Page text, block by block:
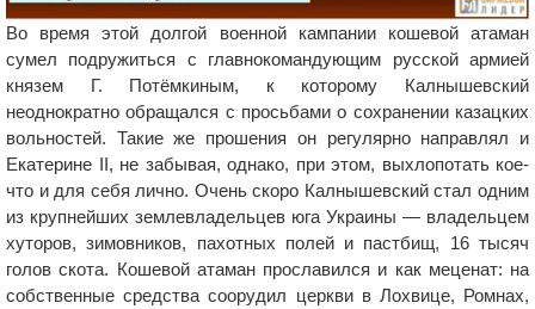
Во время этой долгой военной кампании кошевой атаман
сумел подружиться с главнокомандующим русской армией
князем Г. Потёмкиным, к которому Калнышевский
неоднократно обращался с просьбами о сохранении казацких
вольностей. Такие же прошения он регулярно направлял и
Екатерине ІІ, не забывая, однако, при этом, выхлопотать кое-
что и для себя лично. Очень скоро Калнышевский стал одним
из крупнейших землевладельцев юга Украины — владельцем
хуторов, зимовников, пахотных полей и пастбищ, 16 тысяч
голов скота. Кошевой атаман прославился и как меценат: на
собственные средства соорудил церкви в Лохвице, Ромнах,